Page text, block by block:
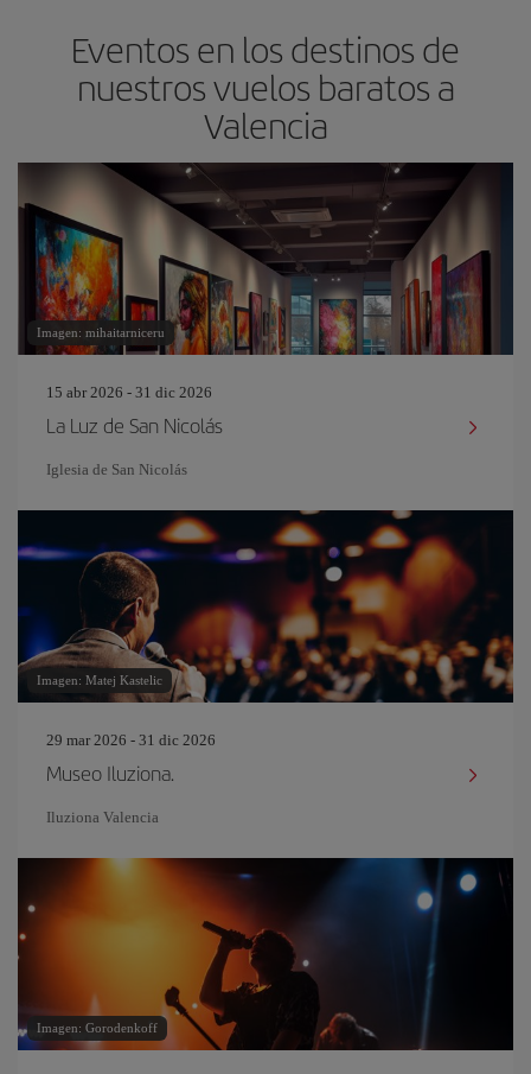
Eventos en los destinos de
nuestros vuelos baratos a
Valencia
Imagen: mihaitarniceru
15 abr 2026 - 31 dic 2026
La Luz de San Nicolás
Iglesia de San Nicolás
Imagen: Matej Kastelic
29 mar 2026 - 31 dic 2026
Museo Iluziona.
Iluziona Valencia
Imagen: Gorodenkoff